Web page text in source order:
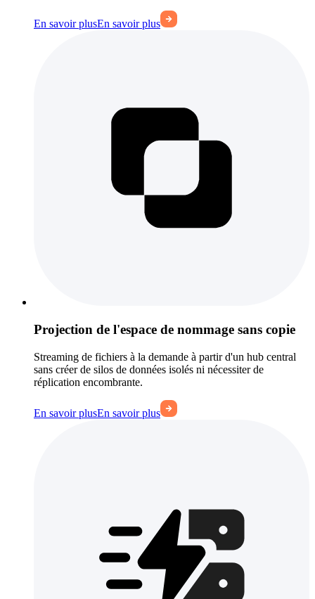
En savoir plusEn savoir plus
Projection de l'espace de nommage sans copie
Streaming de fichiers à la demande à partir d'un hub central
sans créer de silos de données isolés ni nécessiter de
réplication encombrante.
En savoir plusEn savoir plus